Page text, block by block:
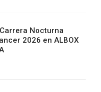
Nocturna
2026 en ALBOX